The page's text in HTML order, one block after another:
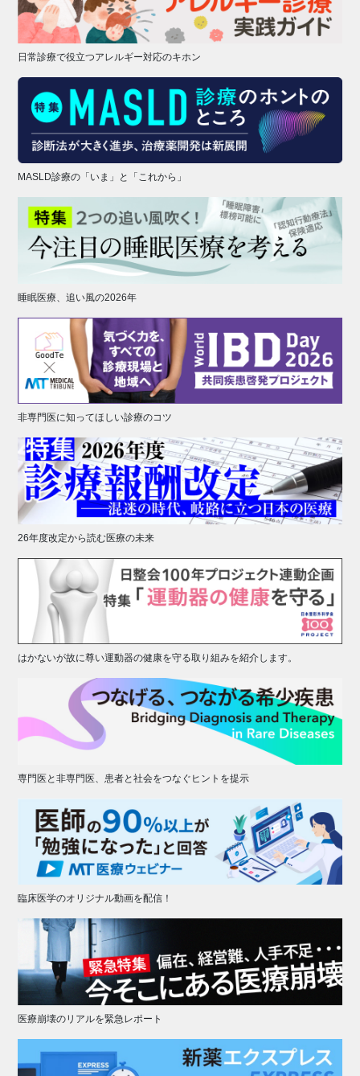
日常診療で役立つアレルギー対応のキホン
MASLD診療の「いま」と「これから」
睡眠医療、追い風の2026年
非専門医に知ってほしい診療のコツ
26年度改定から読む医療の未来
はかないが故に尊い運動器の健康を守る取り組みを紹介します。
専門医と非専門医、患者と社会をつなぐヒントを提示
臨床医学のオリジナル動画を配信！
医療崩壊のリアルを緊急レポート